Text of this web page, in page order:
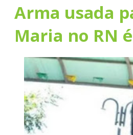
Arma usada
Maria no RN